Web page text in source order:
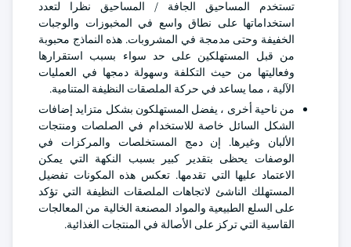
تستخدم المساحيق الجافة / المساحيق نظرا لتعدد
استخداماتها على نطاق واسع في المخبوزات والوجبات
الخفيفة وحتى مدمجة في المشروبات. هذه النماذج محبوبة
من قبل المستهلكين على حد سواء بسبب استقرارها
وفعاليتها من حيث التكلفة وسهولة دمجها في العمليات
الآلية ، مما يساعد في حركة الملصقات النظيفة المتنامية.
من ناحية أخرى ، يفضل المستهلكون بشكل متزايد إضافات
الشكل السائل خاصة للاستخدام في الصلصات ومنتجات
الألبان وغيرها. إن دمج المستخلصات والمركزات في
الوصفات يحظى بتقدير كبير بسبب النكهة التي يمكن
الاعتماد عليها التي تقدمها. تعكس هذه المكونات تفضيل
المستهلك الناشئ لاتجاهات الملصقات النظيفة التي تؤكد
على السلع الطبيعية والمواد المصنعة الخالية من المعالجات
القاسية التي تركز على الأصالة في المنتجات الغذائية.